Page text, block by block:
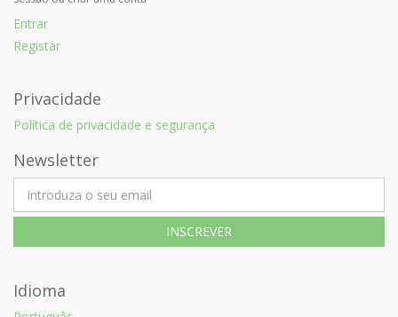
Entrar
Registar
Privacidade
Política de privacidade e segurança
Newsletter
Idioma